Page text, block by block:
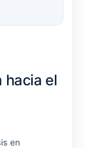
hacia el
en